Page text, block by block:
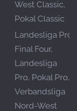
West Classic,
Pokal Classic
Landesliga Pro
Final Four,
Landesliga
Pro, Pokal Pro,
Verbandsliga
Nord-West